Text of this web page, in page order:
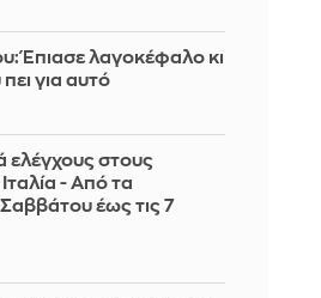
Έπιασε λαγοκέφαλο κι
για αυτό
ελέγχους στους
- Από τα
έως τις 7